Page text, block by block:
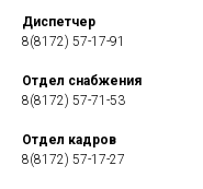
Диспетчер
8(8172) 57-17-91
Отдел снабжения
8(8172) 57-71-53
Отдел кадров
8(8172) 57-17-27